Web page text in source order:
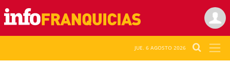
JUE. 6 AGOSTO 2026